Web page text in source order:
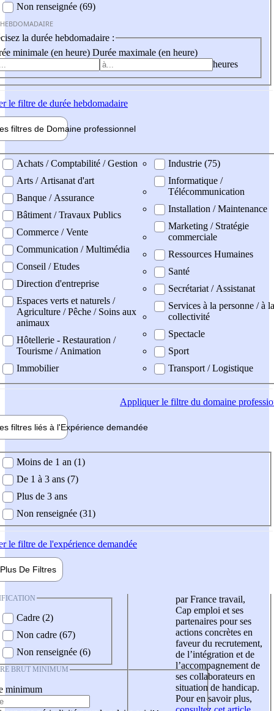
Non renseignée (69)
la durée hebdomadaire :
minimale (en heure) Durée maximale (en heure)
heures
le filtre de durée hebdomadaire
filtres de Domaine professionnel
professionel
Achats / Comptabilité / Gestion
Arts / Artisanat d'art
Banque / Assurance
Bâtiment / Travaux Publics
Commerce / Vente
Communication / Multimédia
Conseil / Etudes
Direction d'entreprise
Espaces verts et naturels /
Agriculture / Pêche / Soins aux
animaux
Hôtellerie - Restauration /
Tourisme / Animation
Immobilier
Industrie (75)
Informatique /
Télécommunication
Installation / Maintenance
Marketing / Stratégie
commerciale
Ressources Humaines
Santé
Secrétariat / Assistanat
Services à la personne / à la
collectivité
Spectacle
Sport
Transport / Logistique
Appliquerle filtre du domaine
filtres liés à l'Expérience demandée
demandée
Moins de 1 an (1)
De 1 à 3 ans (7)
Plus de 3 ans
Non renseignée (31)
le filtre de l'expérience demandée
Plus De Filtres
Cadre (2)
Non cadre (67)
Non renseignée (6)
BRUT MINIMUM
minimum
par France travail,
Cap emploi et ses
partenaires pour ses
actions concrètes en
faveur du recrutement,
de l’intégration et de
l’accompagnement de
ses collaborateurs en
situation de handicap.
Pour en savoir plus,